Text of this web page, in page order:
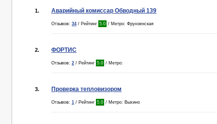
1. Аварийный комиссар Обводный 139
Отзывов: 34 / Рейтинг 5.0 / Метро: Фрунзенская
2. ФОРТИС
Отзывов: 2 / Рейтинг 5.0 / Метро:
3. Проверка тепловизором
Отзывов: 1 / Рейтинг 5.0 / Метро: Выхино